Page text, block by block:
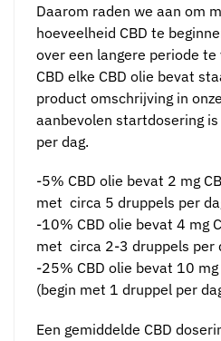
Daarom raden we aan om
hoeveelheid CBD te
over een langere periode te
CBD elke CBD olie bevat
product omschrijving in
aanbevolen startdosering is
per dag.
-5% CBD olie bevat 2 mg
met circa 5 druppels per
-10% CBD olie bevat 4 mg
met circa 2-3 druppels per
-25% CBD olie bevat 10
(begin met 1 druppel per
Een gemiddelde CBD